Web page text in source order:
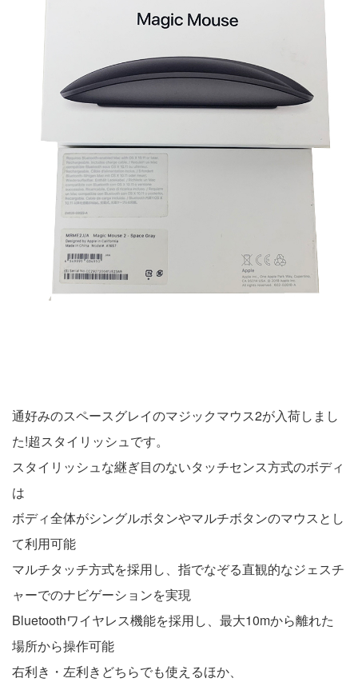
通好みのスペースグレイのマジックマウス2が入荷しまし
た!超スタイリッシュです。
スタイリッシュな継ぎ目のないタッチセンス方式のボディ
は
ボディ全体がシングルボタンやマルチボタンのマウスとし
て利用可能
マルチタッチ方式を採用し、指でなぞる直観的なジェスチ
ャーでのナビゲーションを実現
Bluetoothワイヤレス機能を採用し、最大10mから離れた
場所から操作可能
右利き・左利きどちらでも使えるほか、